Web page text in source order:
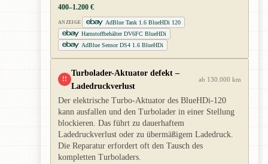
400–1.200 €
ANZEIGE
AdBlue Tank 1.6 BlueHDi 120
Harnstoffbehälter DV6FC BlueHDi
AdBlue Sensor DS4 1.6 BlueHDi
!!
Turbolader-Aktuator defekt –
Ladedruckverlust
ab 130.000 km
Der elektrische Turbo-Aktuator des BlueHDi-120
kann ausfallen und den Turbolader in einer Stellung
blockieren. Das führt zu dauerhaftem
Ladedruckverlust oder zu übermäßigem Ladedruck.
Die Reparatur erfordert oft den Tausch des
kompletten Turboladers.